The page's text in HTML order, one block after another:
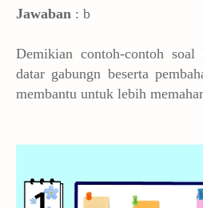
Jawaban : b
Demikian contoh-contoh soal
datar gabungn beserta
membantu untuk lebih